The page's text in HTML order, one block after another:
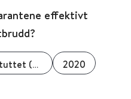
effektivt
Folkehelseinstituttet (FHI) 2020